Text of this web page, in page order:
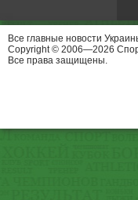
Все главные новости
Copyright © 2006—2026
Все права защищены.